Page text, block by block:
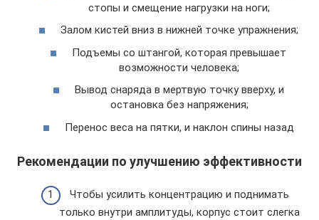
стопы и смещение нагрузки на ноги;
Залом кистей вниз в нижней точке упражнения;
Подъемы со штангой, которая превышает
возможности человека;
Вывод снаряда в мертвую точку вверху, и
остановка без напряжения;
Перенос веса на пятки, и наклон спины назад
Рекомендации по улучшению эффективности
Чтобы усилить концентрацию и поднимать
только внутри амплитуды, корпус стоит слегка